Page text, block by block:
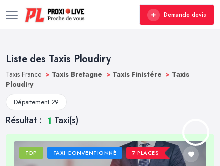
Demande devis
Liste des Taxis Ploudiry
Taxis France > Taxis Bretagne > Taxis Finistére > Taxis
Ploudiry
Département 29
Résultat : 1 Taxi(s)
TOP TAXI CONVENTIONNÉ 7 PLACES